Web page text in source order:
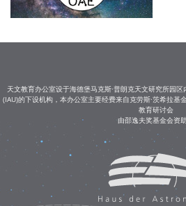
天文教育办公室设于海德堡马克斯·普朗克天文研究所园
(IAU)的下设机构，本办公室主要经费来自克劳斯·茨希拉基
教育研讨会
由邵逸夫奖基金会资助